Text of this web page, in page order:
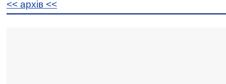
<< архiв <<